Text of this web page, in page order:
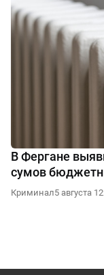
В Фергане
сумов
Криминал5 августа